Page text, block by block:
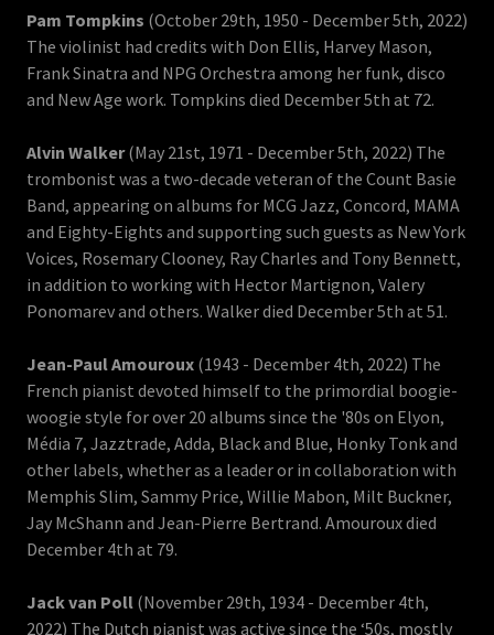
Pam Tompkins (October 29th, 1950 - December 5th, 2022)
The violinist had credits with Don Ellis, Harvey Mason,
Frank Sinatra and NPG Orchestra among her funk, disco
and New Age work. Tompkins died December 5th at 72.
Alvin Walker(May 21st, 1971 - December 5th, 2022) The
trombonist was a two-decade veteran of the Count Basie
Band, appearing on albums for MCG Jazz, Concord, MAMA
and Eighty-Eights and supporting such guests as New York
Voices, Rosemary Clooney, Ray Charles and Tony Bennett,
in addition to working with Hector Martignon, Valery
Ponomarev and others. Walker died December 5th at 51.
Jean-Paul Amouroux (1943 - December 4th, 2022) The
French pianist devoted himself to the primordial boogie-
woogie style for over 20 albums since the '80s on Elyon,
Média 7, Jazztrade, Adda, Black and Blue, Honky Tonk and
other labels, whether as a leader or in collaboration with
Memphis Slim, Sammy Price, Willie Mabon, Milt Buckner,
Jay McShann and Jean-Pierre Bertrand. Amouroux died
December 4th at 79.
Jack van Poll (November 29th, 1934 - December 4th,
2022) The Dutch pianist was active since the ‘50s, mostly